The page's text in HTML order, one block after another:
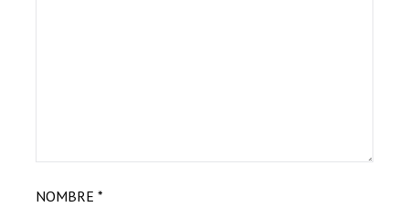
NOMBRE *